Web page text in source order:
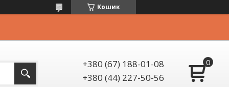
Кошик
+380 (67) 188-01-08
+380 (44) 227-50-56